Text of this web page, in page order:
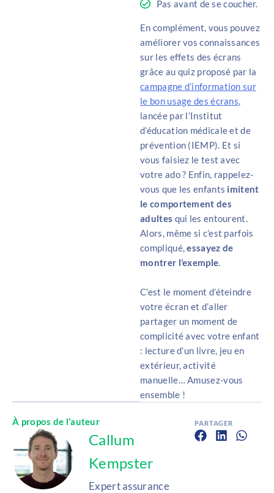
Pas avant de se coucher.
En complément, vous pouvez
améliorer vos connaissances
sur les effets des écrans
grâce au quiz proposé par la
campagne d’information sur
le bon usage des écrans,
lancée par l’Institut
d’éducation médicale et de
prévention (IEMP). Et si
vous faisiez le test avec
votre ado ? Enfin, rappelez-
vous que les enfants imitent
le comportement des
adultes qui les entourent.
Alors, même si c’est parfois
compliqué,essayez de
montrer l’exemple.
C’est le moment d’éteindre
votre écran et d’aller
partager un moment de
complicité avec votre enfant
: lecture d’un livre, jeu en
extérieur, activité
manuelle… Amusez-vous
ensemble !
À propos de l’auteur
Callum
Kempster
Expert assurance
PARTAGER